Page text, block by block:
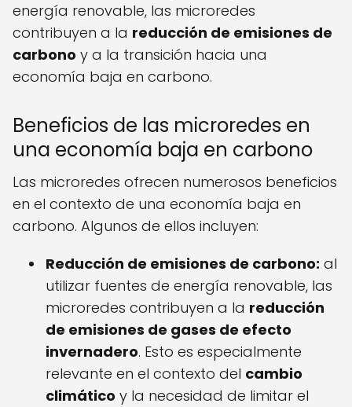
energía renovable, las microredes
contribuyen a la reducción de emisiones de
carbono y a la transición hacia una
economía baja en carbono.
Beneficios de las microredes en
una economía baja en carbono
Las microredes ofrecen numerosos beneficios
en el contexto de una economía baja en
carbono. Algunos de ellos incluyen:
Reducción de emisiones de carbono: al
utilizar fuentes de energía renovable, las
microredes contribuyen a la reducción
de emisiones de gases de efecto
invernadero. Esto es especialmente
relevante en el contexto del cambio
climático y la necesidad de limitar el